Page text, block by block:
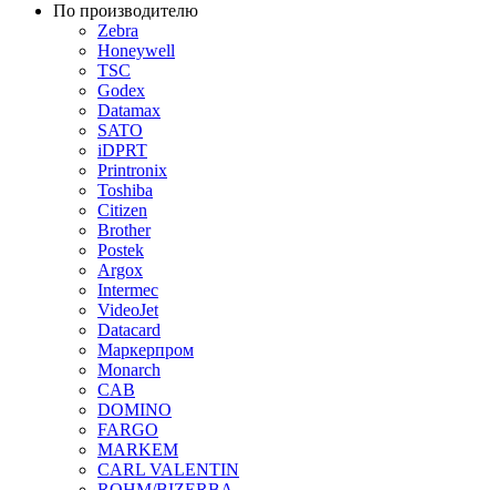
По производителю
Zebra
Honeywell
TSC
Godex
Datamax
SATO
iDPRT
Printronix
Toshiba
Citizen
Brother
Postek
Argox
Intermec
VideoJet
Datacard
Маркерпром
Monarch
CAB
DOMINO
FARGO
MARKEM
CARL VALENTIN